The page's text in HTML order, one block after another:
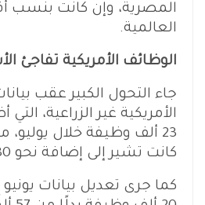
المصرية، وإن كانت بنسب
العالمية.
الوظائف الأمريكية تفاجئ
جاء التحول الكبير عقب
الأمريكية غير الزراعية،
23 ألف وظيفة خلال
كانت تشير إلى إضافة نحو 80 ألف وظيفة.
كما جرى تعديل بيانات